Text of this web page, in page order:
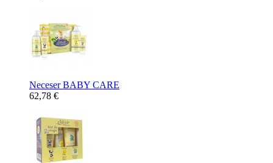
Neceser BABY CARE
62,78 €